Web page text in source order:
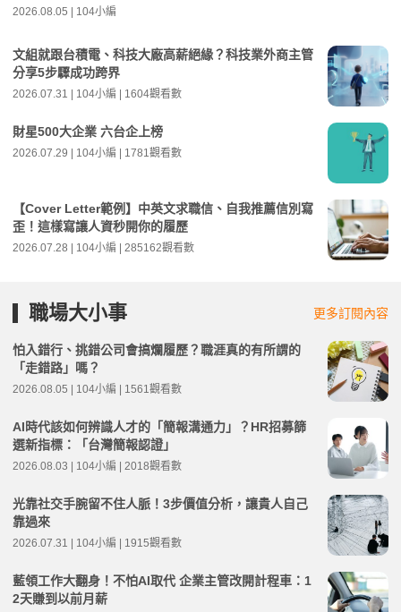
2026.08.05 | 104小編
文組就跟台積電、科技大廠高薪絕緣？科技業外商主管
分享5步驟成功跨界
2026.07.31 | 104小編 | 1604觀看數
財星500大企業 六台企上榜
2026.07.29 | 104小編 | 1781觀看數
【Cover Letter範例】中英文求職信、自我推薦信別寫
歪！這樣寫讓人資秒開你的履歷
2026.07.28 | 104小編 | 285162觀看數
職場大小事 更多訂閱內容
怕入錯行、挑錯公司會搞爛履歷？職涯真的有所謂的
「走錯路」嗎？
2026.08.05 | 104小編 | 1561觀看數
AI時代該如何辨識人才的「簡報溝通力」？HR招募篩
選新指標：「台灣簡報認證」
2026.08.03 | 104小編 | 2018觀看數
光靠社交手腕留不住人脈！3步價值分析，讓貴人自己
靠過來
2026.07.31 | 104小編 | 1915觀看數
藍領工作大翻身！不怕AI取代 企業主管改開計程車：1
2天賺到以前月薪